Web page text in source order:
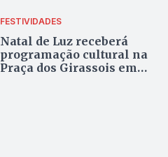
FESTIVIDADES
Natal de Luz receberá
programação cultural na
Praça dos Girassois em